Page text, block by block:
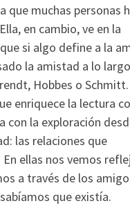
muchas personas
en cambio, ve en la
si algo define a la
la amistad a lo
Hobbes o
enriquece la lectura
con la exploración
las relaciones que
ellas nos vemos
a través de los
que existía.